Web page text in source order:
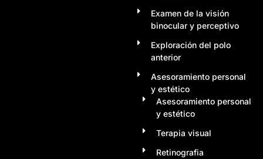
Examen de la visión
binocular y perceptivo
Exploración del polo
anterior
Asesoramiento personal
y estético
Asesoramiento personal
y estético
Terapia visual
Retinografia